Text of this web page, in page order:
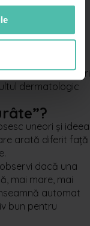
mai mari
la
cu un
istoric de arsuri
dermatologic
uneori și ideea
arată diferit față
dacă una
mai mare, mai
automat
bun pentru